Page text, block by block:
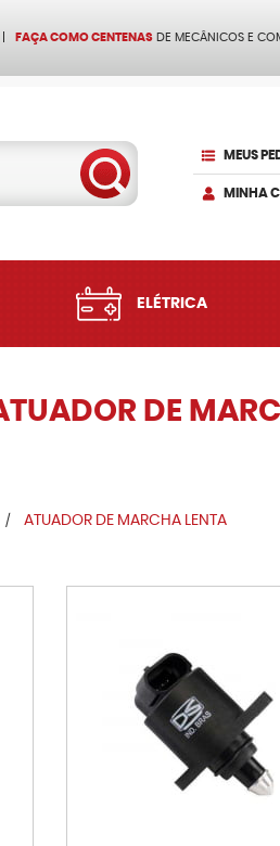
FAÇA COMO CENTENAS DE MECÂNICOS E
MEUS
MINHA
ELÉTRICA
DE
ATUADOR DE MARCHA LENTA